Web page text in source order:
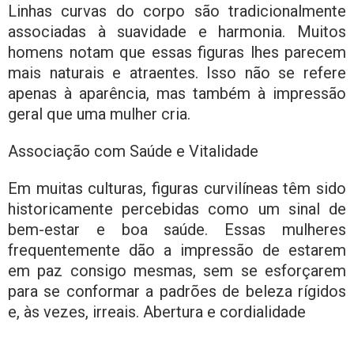
Linhas curvas do corpo são tradicionalmente
associadas à suavidade e harmonia. Muitos
homens notam que essas figuras lhes parecem
mais naturais e atraentes. Isso não se refere
apenas à aparência, mas também à impressão
geral que uma mulher cria.
Associação com Saúde e Vitalidade
Em muitas culturas, figuras curvilíneas têm sido
historicamente percebidas como um sinal de
bem-estar e boa saúde. Essas mulheres
frequentemente dão a impressão de estarem
em paz consigo mesmas, sem se esforçarem
para se conformar a padrões de beleza rígidos
e, às vezes, irreais. Abertura e cordialidade